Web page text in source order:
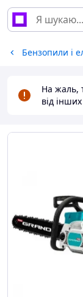
Бензопили і
На жаль,
від